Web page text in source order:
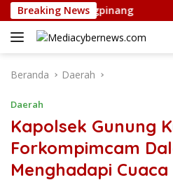
Langsung
ke
konten
Breaking News
di Tanjungpinang
Beranda Daerah
Daerah
Kapolsek Gunung
Forkompimcam
Menghadapi